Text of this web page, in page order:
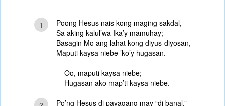
1
Poong Hesus nais kong maging sakdal,
Sa aking kalul’wa Ika’y mamuhay;
Basagin Mo ang lahat kong diyus-diyosan,
Maputi kaysa niebe ’ko’y hugasan.
Oo, maputi kaysa niebe;
Hugasan ako map’ti kaysa niebe.
Po’ng Hesus di payagang may “di banal,”